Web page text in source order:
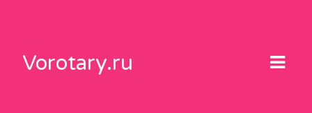
contentVorotary.ru